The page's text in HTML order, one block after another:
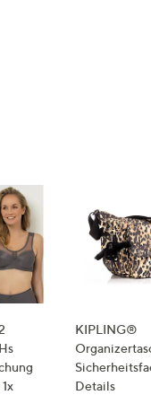
KIPLING®
Details